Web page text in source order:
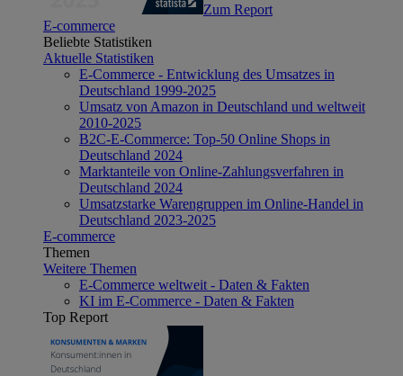
Zum Report
E-commerce
Beliebte Statistiken
Aktuelle Statistiken
E-Commerce - Entwicklung des Umsatzes in
Deutschland 1999-2025
Umsatz von Amazon in Deutschland und weltweit
2010-2025
B2C-E-Commerce: Top-50 Online Shops in
Deutschland 2024
Marktanteile von Online-Zahlungsverfahren in
Deutschland 2024
Umsatzstarke Warengruppen im Online-Handel in
Deutschland 2023-2025
E-commerce
Themen
Weitere Themen
E-Commerce weltweit - Daten & Fakten
KI im E-Commerce - Daten & Fakten
Top Report